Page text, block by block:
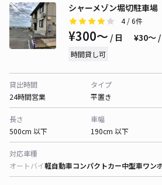
シャーメゾン堀切駐車場
4/ 6件
¥300〜 / 日 ¥30〜
時間貸し可
貸出時間
24時間営業
タイプ
平置き
長さ
500cm 以下
車幅
190cm 以下
対応車種
オートバイ軽自動車コンパクトカー中型車ワン